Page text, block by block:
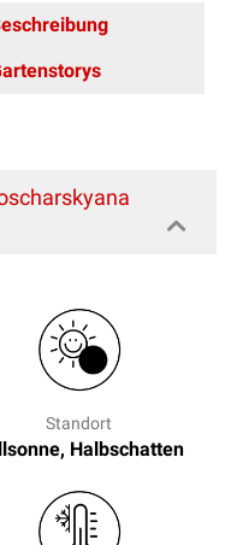
Standort
Halbschatten